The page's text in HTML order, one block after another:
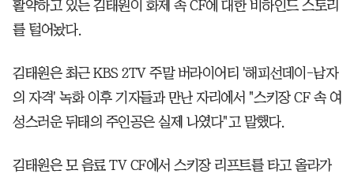
활약하고 있는 김태원이 화제 속 CF에 대한 비하인드 스토리
를 털어놨다.
김태원은 최근 KBS 2TV 주말 버라이어티 '해피선데이-남자
의 자격' 녹화 이후 기자들과 만난 자리에서 "스키장 CF 속 여
성스러운 뒤태의 주인공은 실제 나였다"고 말했다.
김태원은 모 음료 TV CF에서 스키장 리프트를 타고 올라가